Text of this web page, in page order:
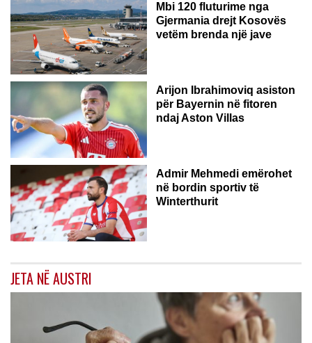
Mbi 120 fluturime nga
Gjermania drejt Kosovës
vetëm brenda një jave
Arijon Ibrahimoviq asiston
për Bayernin në fitoren
ndaj Aston Villas
ZVICËR
Admir Mehmedi emërohet
në bordin sportiv të
Winterthurit
JETA NË AUSTRI